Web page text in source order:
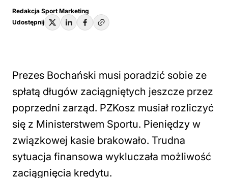
Redakcja Sport Marketing
Udostępnij
Prezes Bochański musi poradzić sobie ze
spłatą długów zaciągniętych jeszcze przez
poprzedni zarząd. PZKosz musiał rozliczyć
się z Ministerstwem Sportu. Pieniędzy w
związkowej kasie brakowało. Trudna
sytuacja finansowa wykluczała możliwość
zaciągnięcia kredytu.